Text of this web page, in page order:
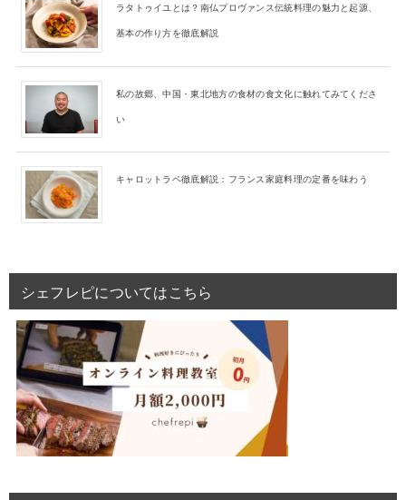
ラタトゥイユとは？南仏プロヴァンス伝統料理の魅力と起源、
基本の作り方を徹底解説
私の故郷、中国・東北地方の食材の食文化に触れてみてくださ
い
キャロットラペ徹底解説：フランス家庭料理の定番を味わう
シェフレピについてはこちら